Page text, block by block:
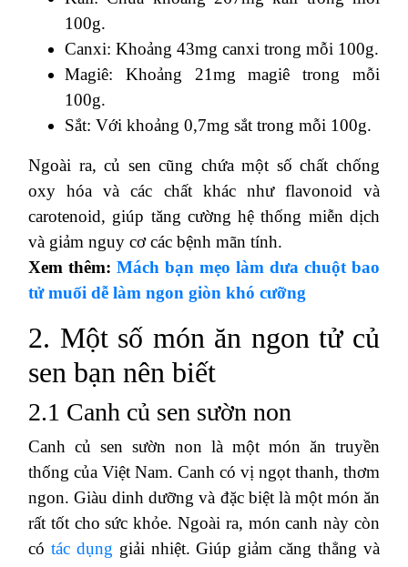
100g.
Canxi: Khoảng 43mg canxi trong mỗi 100g.
Magiê: Khoảng 21mg magiê trong mỗi
100g.
Sắt: Với khoảng 0,7mg sắt trong mỗi 100g.
Ngoài ra, củ sen cũng chứa một số chất chống
oxy hóa và các chất khác như flavonoid và
carotenoid, giúp tăng cường hệ thống miễn dịch
và giảm nguy cơ các bệnh mãn tính.
Xem thêm: Mách bạn mẹo làm dưa chuột bao
tử muối dễ làm ngon giòn khó cưỡng
2. Một số món ăn ngon tử củ
sen bạn nên biết
2.1 Canh củ sen sườn non
Canh củ sen sườn non là một món ăn truyền
thống của Việt Nam. Canh có vị ngọt thanh, thơm
ngon. Giàu dinh dưỡng và đặc biệt là một món ăn
rất tốt cho sức khỏe. Ngoài ra, món canh này còn
có tác dụng giải nhiệt. Giúp giảm căng thẳng và